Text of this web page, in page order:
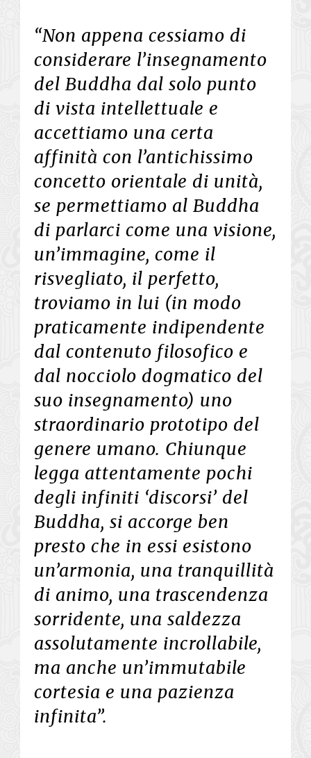
“Non appena cessiamo di
considerare l’insegnamento
del Buddha dal solo punto
di vista intellettuale e
accettiamo una certa
affinità con l’antichissimo
concetto orientale di unità,
se permettiamo al Buddha
di parlarci come una visione,
un’immagine, come il
risvegliato, il perfetto,
troviamo in lui (in modo
praticamente indipendente
dal contenuto filosofico e
dal nocciolo dogmatico del
suo insegnamento) uno
straordinario prototipo del
genere umano. Chiunque
legga attentamente pochi
degli infiniti ‘discorsi’ del
Buddha, si accorge ben
presto che in essi esistono
un’armonia, una tranquillità
di animo, una trascendenza
sorridente, una saldezza
assolutamente incrollabile,
ma anche un’immutabile
cortesia e una pazienza
infinita”.